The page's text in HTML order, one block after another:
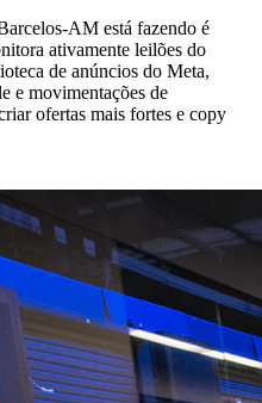
AM está fazendo é
ativamente leilões do
de anúncios do Meta,
e movimentações de
ofertas mais fortes e copy